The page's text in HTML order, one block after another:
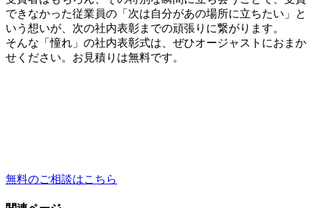
できなかった従業員の「次は自分があの場所に立ちたい」と
いう想いが、次の社内表彰までの頑張りに繋がります。
そんな「憧れ」の社内表彰式は、ぜひオージャストにおまか
せください。お見積りは無料です。
無料のご相談はこちら